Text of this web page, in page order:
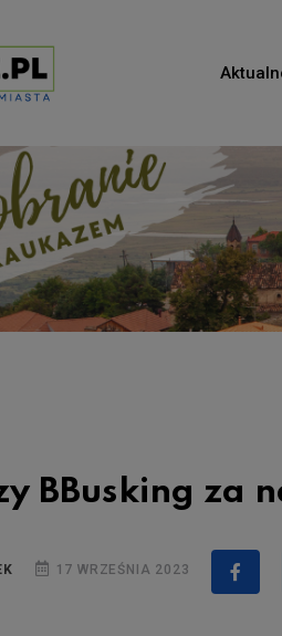
BBusking za
17 WRZEŚNIA 2023